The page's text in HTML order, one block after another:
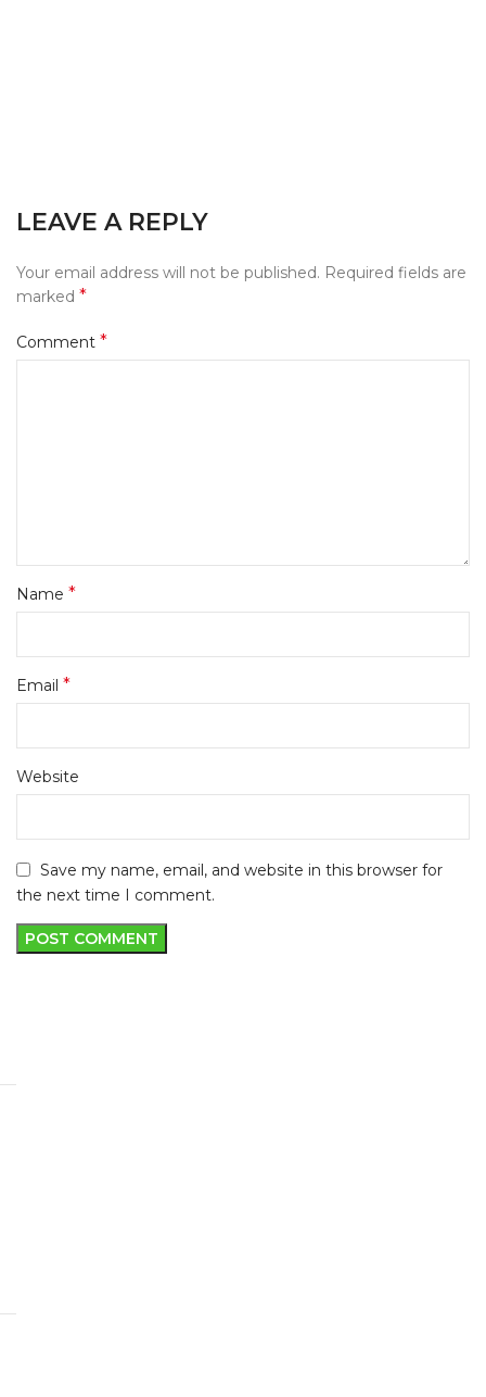
LEAVE A REPLY
Your email address will not be published. Required fields are
marked *
Comment *
Name *
Email *
Website
Save my name, email, and website in this browser for
the next time I comment.